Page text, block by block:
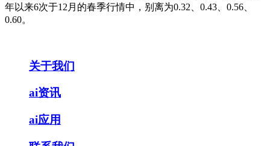
年以来6次于12月的春季行情中，别离为0.32、0.43、0.56、
0.60。
关于我们
ai资讯
ai应用